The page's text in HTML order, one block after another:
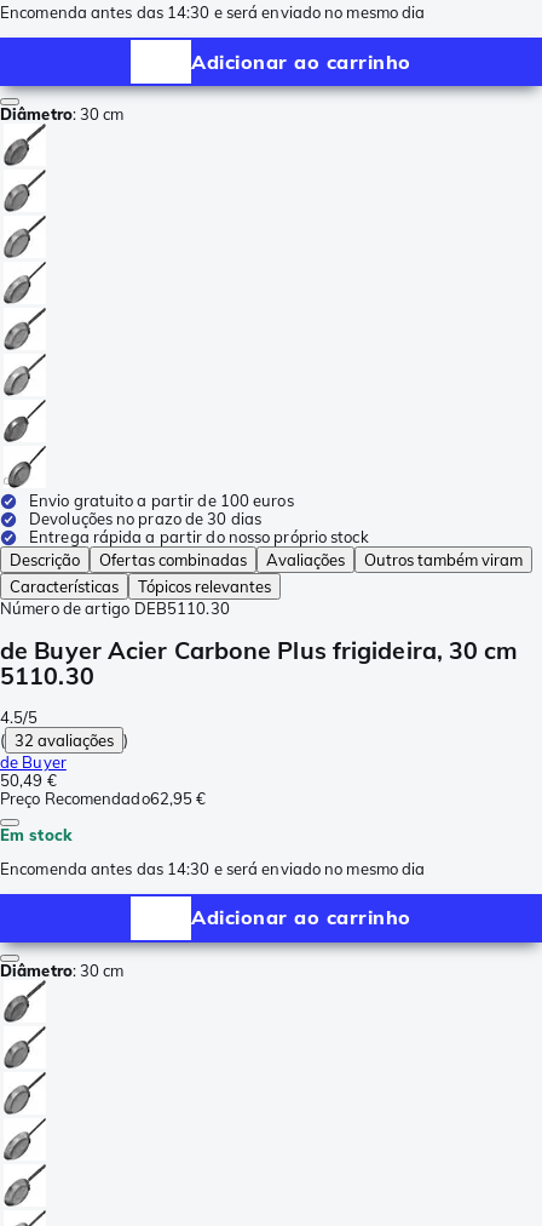
Encomenda antes das 14:30 e será enviado no mesmo dia
Adicionar ao carrinho
Diâmetro:30 cm
Envio gratuito a partir de 100 euros
Devoluções no prazo de 30 dias
Entrega rápida a partir do nosso próprio stock
Descrição
Ofertas combinadas Avaliações
Outros também viram
Características
Tópicos relevantes
Número de artigo DEB5110.30
de Buyer Acier Carbone Plus frigideira, 30 cm
5110.30
4.5/5
( 32 avaliações )
de Buyer
50,49 €
Preço Recomendado62,95 €
Em stock
Encomenda antes das 14:30 e será enviado no mesmo dia
Adicionar ao carrinho
Diâmetro:30 cm